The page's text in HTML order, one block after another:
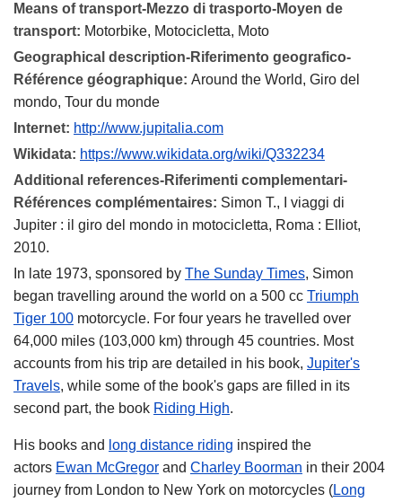
Means of transport-Mezzo di trasporto-Moyen de
transport: Motorbike, Motocicletta, Moto
Geographical description-Riferimento geografico-
Référence géographique: Around the World, Giro del
mondo, Tour du monde
Internet: http://www.jupitalia.com
Wikidata: https://www.wikidata.org/wiki/Q332234
Additional references-Riferimenti complementari-
Références complémentaires: Simon T., I viaggi di
Jupiter : il giro del mondo in motocicletta, Roma : Elliot,
2010.
In late 1973, sponsored by The Sunday Times, Simon
began travelling around the world on a 500 cc Triumph
Tiger 100 motorcycle. For four years he travelled over
64,000 miles (103,000 km) through 45 countries. Most
accounts from his trip are detailed in his book, Jupiter's
Travels, while some of the book's gaps are filled in its
second part, the book Riding High.
His books and long distance riding inspired the
actors Ewan McGregor and Charley Boorman in their 2004
journey from London to New York on motorcycles (Long